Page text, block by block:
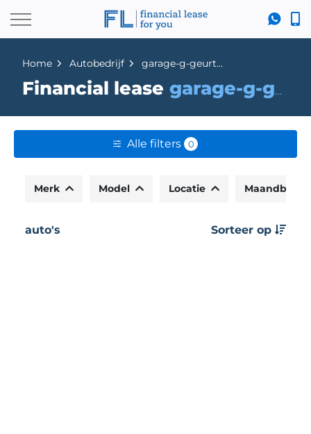
Home Autobedrijf garage-g-geurtsen
Financial leasegarage-g-geurtsen
Alle filters 0
Merk Model Locatie
auto's Sorteer op